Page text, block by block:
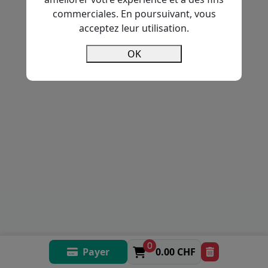
commerciales. En poursuivant, vous
acceptez leur utilisation.
OK
Payer 0 0.00 CHF